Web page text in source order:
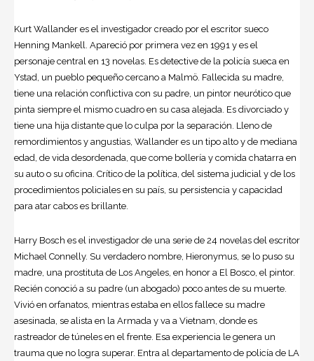
Kurt Wallander es el investigador creado por el escritor sueco
Henning Mankell. Apareció por primera vez en 1991 y es el
personaje central en 13 novelas. Es detective de la policía sueca en
Ystad, un pueblo pequeño cercano a Malmö. Fallecida su madre,
tiene una relación conflictiva con su padre, un pintor neurótico que
pinta siempre el mismo cuadro en su casa alejada. Es divorciado y
tiene una hija distante que lo culpa por la separación. Lleno de
remordimientos y angustias, Wallander es un tipo alto y de mediana
edad, de vida desordenada, que come bollería y comida chatarra en
su auto o su oficina. Crítico de la política, del sistema judicial y de los
procedimientos policiales en su país, su persistencia y capacidad
para atar cabos es brillante.
Harry Bosch es el investigador de una serie de 24 novelas del escritor
Michael Connelly. Su verdadero nombre, Hieronymus, se lo puso su
madre, una prostituta de Los Angeles, en honor a El Bosco, el pintor.
Recién conoció a su padre (un abogado) poco antes de su muerte.
Vivió en orfanatos, mientras estaba en ellos fallece su madre
asesinada, se alista en la Armada y va a Vietnam, donde es
rastreador de túneles en el frente. Esa experiencia le genera un
trauma que no logra superar. Entra al departamento de policía de LA